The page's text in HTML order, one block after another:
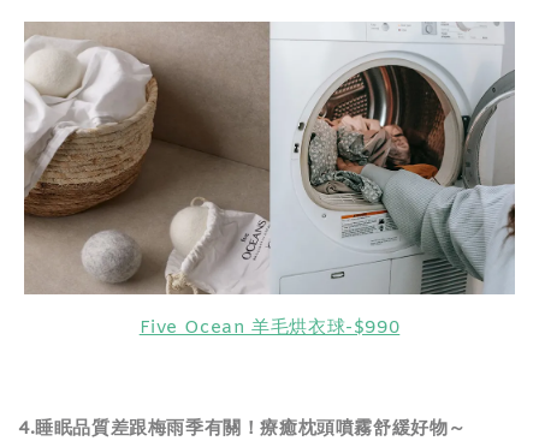
Five Ocean 羊毛烘衣球-$990
4.睡眠品質差跟梅雨季有關！療癒枕頭噴霧舒緩好物～